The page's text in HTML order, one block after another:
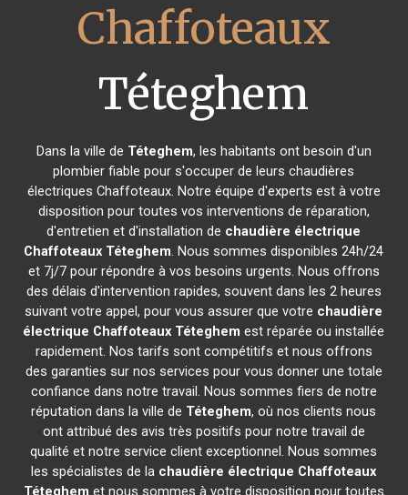
Chaffoteaux
Téteghem
Dans la ville de Téteghem, les habitants ont besoin d'un
plombier fiable pour s'occuper de leurs chaudières
électriques Chaffoteaux. Notre équipe d'experts est à votre
disposition pour toutes vos interventions de réparation,
d'entretien et d'installation de chaudière électrique
Chaffoteaux Téteghem. Nous sommes disponibles 24h/24
et 7j/7 pour répondre à vos besoins urgents. Nous offrons
des délais d'intervention rapides, souvent dans les 2 heures
suivant votre appel, pour vous assurer que votre chaudière
électrique Chaffoteaux Téteghem est réparée ou installée
rapidement. Nos tarifs sont compétitifs et nous offrons
des garanties sur nos services pour vous donner une totale
confiance dans notre travail. Nous sommes fiers de notre
réputation dans la ville de Téteghem, où nos clients nous
ont attribué des avis très positifs pour notre travail de
qualité et notre service client exceptionnel. Nous sommes
les spécialistes de la chaudière électrique Chaffoteaux
Téteghem et nous sommes à votre disposition pour toutes